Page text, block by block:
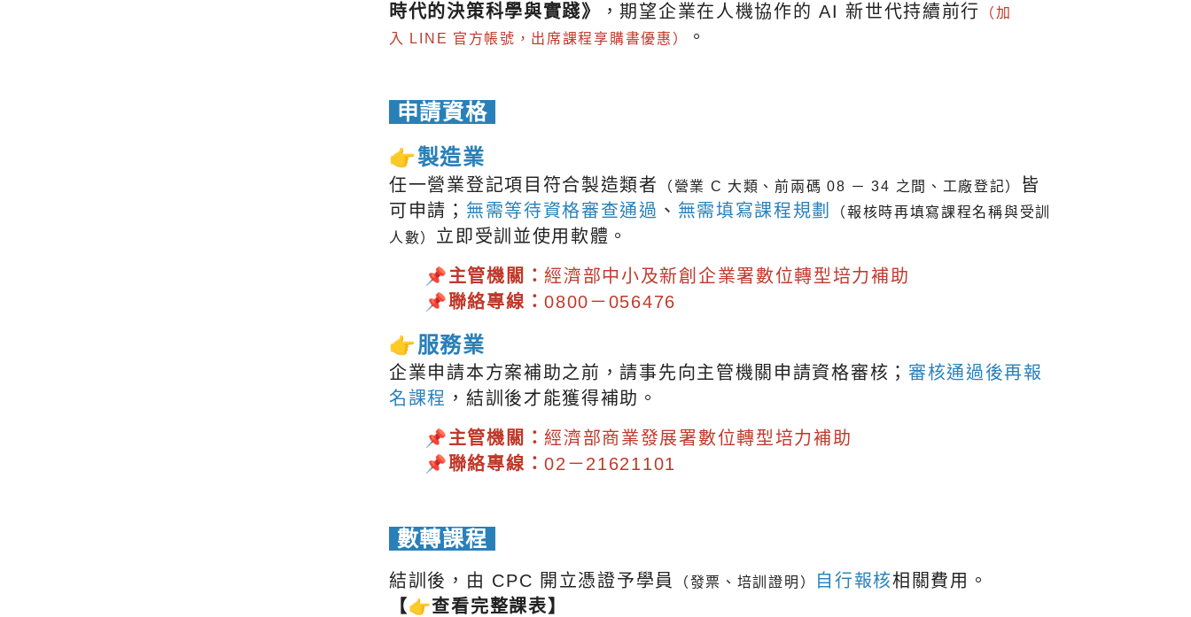
時代的決策科學與實踐》
，期望企業在人機協作的 AI 新世代持續前行
（加
入 LINE 官方帳號，出席課程享購書優惠）
。
申請資格
👉製造業
任一營業登記項目符合製造類者 （營業 C 大類、前兩碼 08 － 34 之間、工廠登記）
皆
可申請； 無需等待資格審查通過 、 無需填寫課程規劃
（報核時再填寫課程名稱與受訓
人數）
立即受訓並使用軟體 。
📌主管機關： 經濟部中小及新創企業署數位轉型培力補助
📌聯絡專線：0800－056476
👉服務業
企業申請本方案補助之前，請事先向主管機關申請資格審核； 審核通過後再報
名課程 ，結訓後才能獲得補助。
📌主管機關： 經濟部商業發展署數位轉型培力補助
📌聯絡專線：02－21621101
數轉課程
結訓後，由 CPC 開立憑證予學員 （發票、培訓證明） 自行報核相關費用。
【👉查看完整課表】